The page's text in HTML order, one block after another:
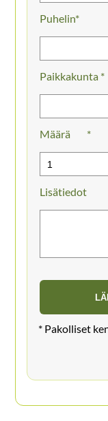
Puhelin
Paikkakunta *
Määrä
Lisätiedot